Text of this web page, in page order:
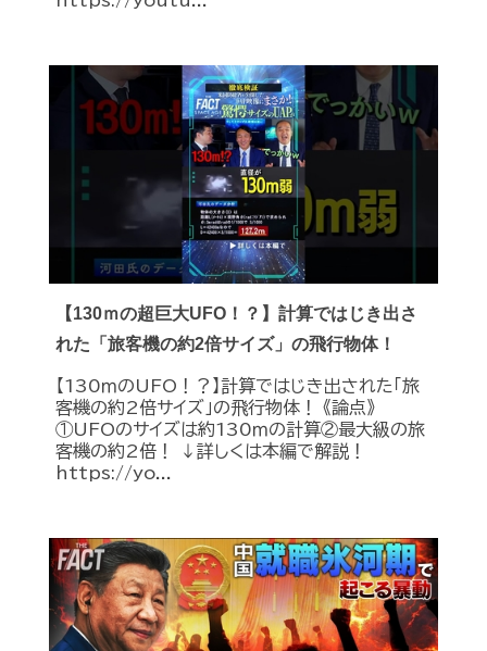
【130ｍの超巨大UFO！？】計算ではじき出さ
れた「旅客機の約2倍サイズ」の飛行物体！
【130ｍのUFO！？】計算ではじき出された「旅
客機の約2倍サイズ」の飛行物体！ 《論点》
①UFOのサイズは約130ｍの計算②最大級の旅
客機の約2倍！ ↓詳しくは本編で解説！
https://yo...